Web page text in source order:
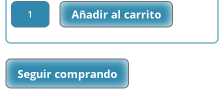
Parche
impreso
Finding
Dory
Nemo
(6803_06)
Añadir al carrito
Seguir comprando